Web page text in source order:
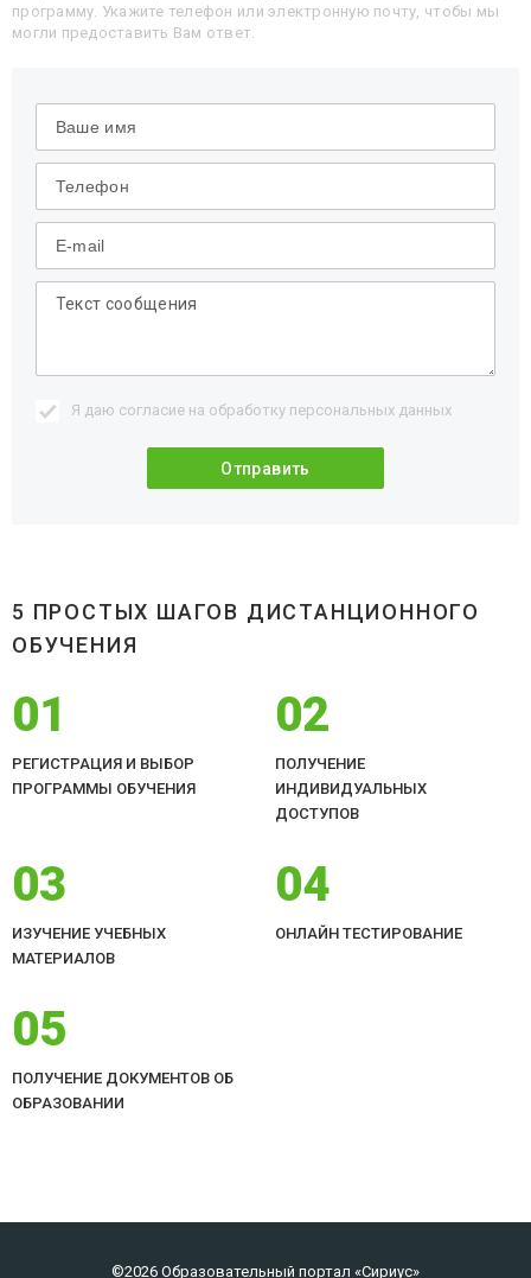
программу. Укажите телефон или электронную почту, чтобы мы
могли предоставить Вам ответ.
Я даю согласие на обработку персональных данных
5 ПРОСТЫХ ШАГОВ ДИСТАНЦИОННОГО
ОБУЧЕНИЯ
01
РЕГИСТРАЦИЯ И ВЫБОР
ПРОГРАММЫ ОБУЧЕНИЯ
02
ПОЛУЧЕНИЕ
ИНДИВИДУАЛЬНЫХ
ДОСТУПОВ
03
ИЗУЧЕНИЕ УЧЕБНЫХ
МАТЕРИАЛОВ
04
ОНЛАЙН ТЕСТИРОВАНИЕ
05
ПОЛУЧЕНИЕ ДОКУМЕНТОВ ОБ
ОБРАЗОВАНИИ
©2026 Образовательный портал «Сириус»